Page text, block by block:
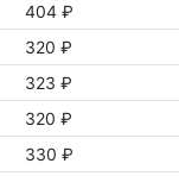
404 ₽
320 ₽
323 ₽
320 ₽
330 ₽